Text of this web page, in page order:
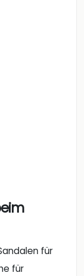
für
für